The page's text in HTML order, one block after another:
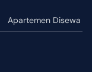
Apartemen Disewa